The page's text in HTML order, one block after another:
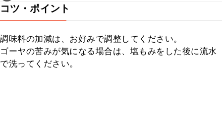
コツ・ポイント
調味料の加減は、お好みで調整してください。
ゴーヤの苦みが気になる場合は、塩もみをした後に流水
で洗ってください。